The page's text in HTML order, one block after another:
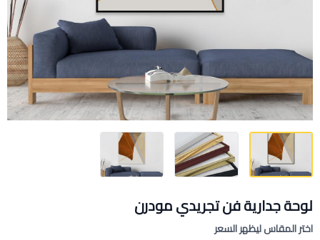
لوحة جدارية فن تجريدي مودرن
اختر المقاس ليظهر السعر